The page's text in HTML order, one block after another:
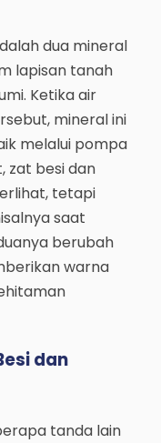
dua mineral
lapisan tanah
Ketika air
mineral ini
melalui pompa
zat besi dan
tetapi
saat
berubah
warna
dan
tanda lain